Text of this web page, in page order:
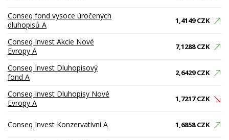
Conseq fond vysoce úročených
dluhopisů A
1,4149 CZK
Conseq Invest Akcie Nové
Evropy A
7,1288 CZK
Conseq Invest Dluhopisový
fond A
2,6429 CZK
Conseq Invest Dluhopisy Nové
Evropy A
1,7217 CZK
Conseq Invest Konzervativní A 1,6858 CZK